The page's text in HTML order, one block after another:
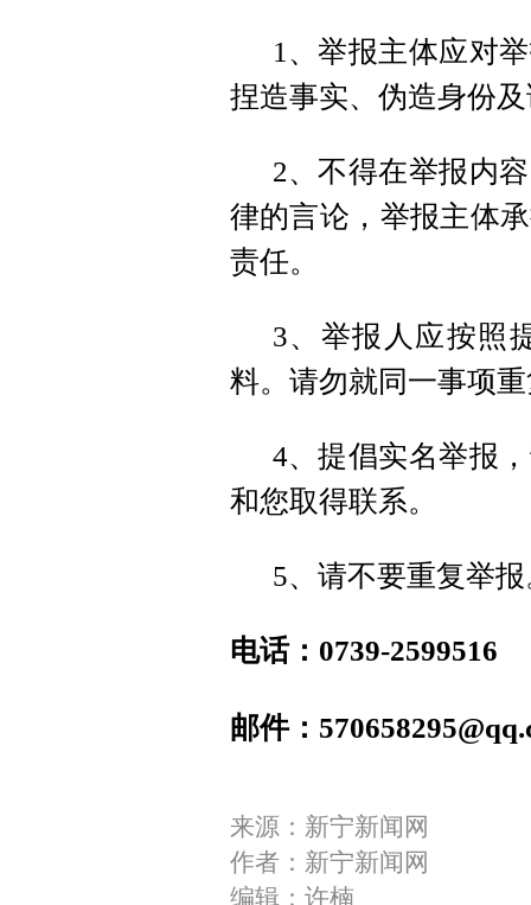
1、举报主体应对
捏造事实、伪造身份
2、不得在举报内
律的言论，举报主体
责任。
3、举报人应按照
料。请勿就同一事项
4、提倡实名举报
和您取得联系。
5、请不要重复举报
电话：0739-2599516
邮件：
来源：新宁新闻网
作者：新宁新闻网
编辑：许楠